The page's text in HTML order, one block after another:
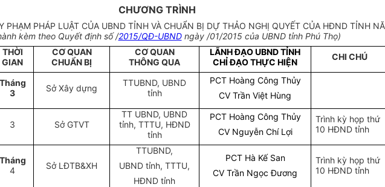
CHƯƠNG TRÌNH
PHẠM PHÁP LUẬT CỦA UBND TỈNH VÀ CHUẨN BỊ DỰ THẢO NGHỊ QUYẾT CỦA HĐND TỈNH
kèm theo Quyết định số /2015/QĐ-UBNDngày /01/2015 của UBND tỉnh Phú Thọ)
THỜI
GIAN
CƠ QUAN
CHUẨN BỊ
CƠ QUAN
THÔNG QUA
LÃNH ĐẠO UBND TỈNH
CHỈ ĐẠO THỰC HIỆN
CHI CHÚ
Tháng
3
Sở Xây dựng
TTUBND, UBND
tỉnh
PCT Hoàng Công Thủy
CV Trần Việt Hùng
3 Sở GTVT
TT UBND, UBND
tỉnh, TTTU, HĐND
tỉnh
PCT Hoàng Công Thủy
CV Nguyễn Chí Lợi
Trình kỳ họp thứ
10 HĐND tỉnh
Tháng
4
Sở LĐTB&XH
TTUBND,
UBND tỉnh, TTTU,
HĐND tỉnh
PCT Hà Kế San
CV Trần Ngọc Đương
Trình kỳ họp thứ
10 HĐND tỉnh